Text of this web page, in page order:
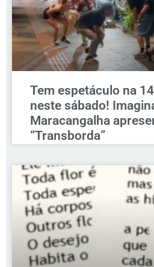
Tem espetáculo na
neste sábado!
Maracangalha
“Transborda”